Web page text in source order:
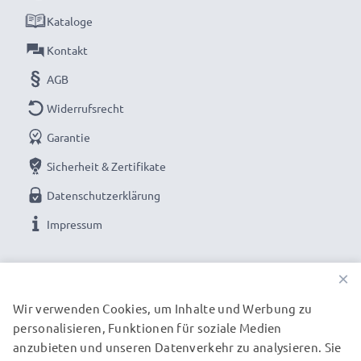
unseren hochwertigen RCA-Kabeln von subtel –
jetzt bestellen für schnelle Lieferung & 3 Jahre
Garantie!
Kataloge
Kontakt
AGB
Widerrufsrecht
Garantie
Sicherheit & Zertifikate
Datenschutzerklärung
Impressum
UNSERE VERSANDPARTNER
×
Wir verwenden Cookies, um Inhalte und Werbung zu
personalisieren, Funktionen für soziale Medien
anzubieten und unseren Datenverkehr zu analysieren. Sie